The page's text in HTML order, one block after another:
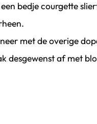
bedje courgette
dit selectievakje
met de overige
dit selectievakje
desgewenst af met